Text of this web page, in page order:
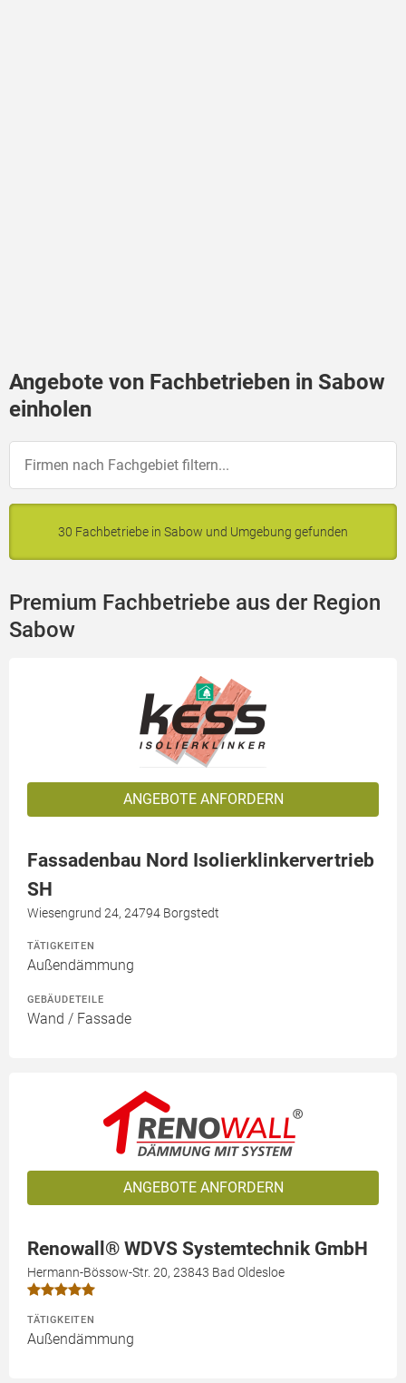
Angebote von Fachbetrieben in Sabow
einholen
30 Fachbetriebe in Sabow und Umgebung gefunden
Premium Fachbetriebe aus der Region
Sabow
ANGEBOTE ANFORDERN
Fassadenbau Nord Isolierklinkervertrieb
SH
Wiesengrund 24, 24794 Borgstedt
TÄTIGKEITEN
Außendämmung
GEBÄUDETEILE
Wand / Fassade
ANGEBOTE ANFORDERN
Renowall® WDVS Systemtechnik GmbH
Hermann-Bössow-Str. 20, 23843 Bad Oldesloe
TÄTIGKEITEN
Außendämmung